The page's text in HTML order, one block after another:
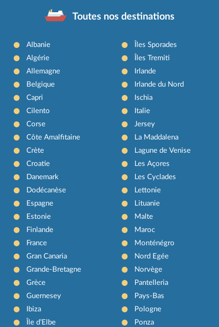
Toutes nos destinations
Albanie
Algérie
Allemagne
Belgique
Capri
Cilento
Corse
Côte Amalfitaine
Crète
Croatie
Danemark
Dodécanèse
Espagne
Estonie
Finlande
France
Gran Canaria
Grande-Bretagne
Grèce
Guernesey
Ibiza
Île d’Elbe
Îles Sporades
Îles Tremiti
Irlande
Irlande du Nord
Ischia
Italie
Jersey
La Maddalena
Lagune de Venise
Les Açores
Les Cyclades
Lettonie
Lituanie
Malte
Maroc
Monténégro
Nord Egée
Norvège
Pantelleria
Pays-Bas
Pologne
Ponza